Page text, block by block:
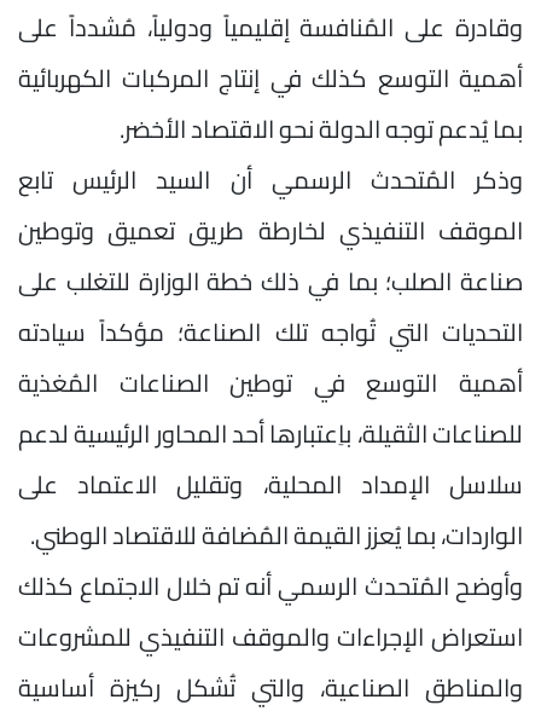
وقادرة على المُنافسة إقليمياً ودولياً، مُشدداً على
أهمية التوسع كذلك في إنتاج المركبات الكهربائية
بما يُدعم توجه الدولة نحو الاقتصاد الأخضر.
وذكر المُتحدث الرسمي أن السيد الرئيس تابع
الموقف التنفيذي لخارطة طريق تعميق وتوطين
صناعة الصلب؛ بما في ذلك خطة الوزارة للتغلب على
التحديات التي تُواجه تلك الصناعة؛ مؤكداً سيادته
أهمية التوسع في توطين الصناعات المُغذية
للصناعات الثقيلة، باِعتبارها أحد المحاور الرئيسية لدعم
سلاسل الإمداد المحلية، وتقليل الاعتماد على
الواردات، بما يُعزز القيمة المُضافة للاقتصاد الوطني.
وأوضح المُتحدث الرسمي أنه تم خلال الاجتماع كذلك
استعراض الإجراءات والموقف التنفيذي للمشروعات
والمناطق الصناعية، والتي تُشكل ركيزة أساسية